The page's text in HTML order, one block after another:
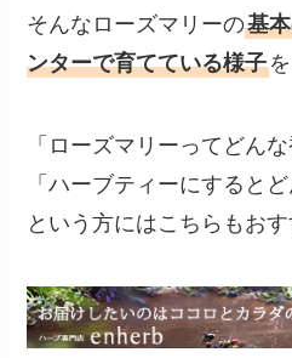
そんなローズマリーの基
ンターで育てている様子
「ローズマリーってどんな
「ハーブティーにすると
という方にはこちらもお